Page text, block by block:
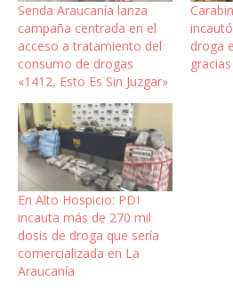
Senda Araucanía lanza
campaña centrada en el
acceso a tratamiento del
consumo de drogas
«1412, Esto Es Sin Juzgar»
droga
En Alto Hospicio: PDI
incauta más de 270 mil
dosis de droga que sería
comercializada en La
Araucanía